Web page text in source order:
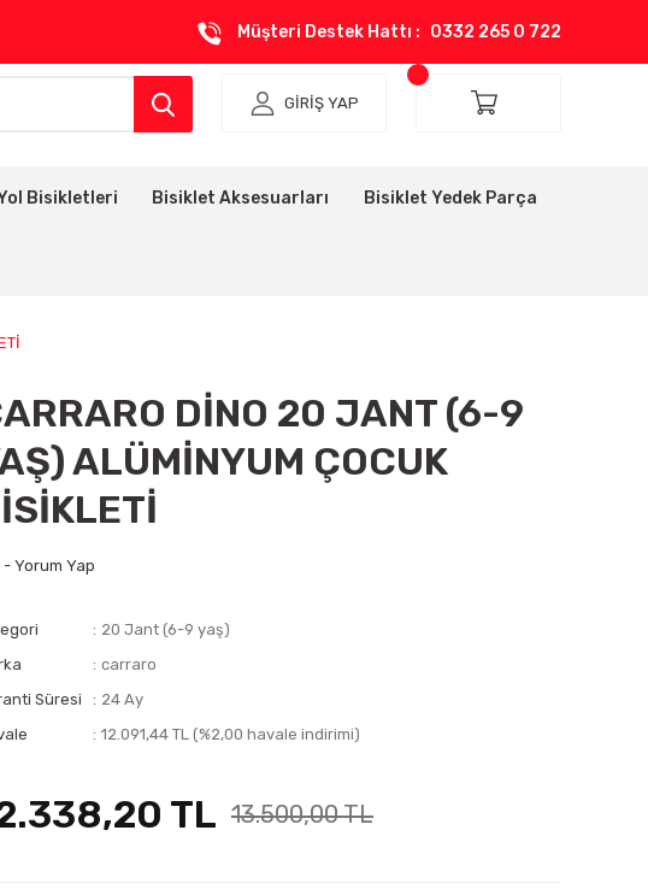
Müşteri Destek Hattı : 0332 265 0 722
GİRİŞ YAP
Bisikletleri Bisiklet Aksesuarları Bisiklet Yedek Parça
DİNO 20 JANT (6-9
ALÜMİNYUM ÇOCUK
- Yorum Yap
20 Jant (6-9 yaş)
carraro
Süresi
24 Ay
12.091,44 TL (%2,00 havale indirimi)
TL 13.500,00 TL